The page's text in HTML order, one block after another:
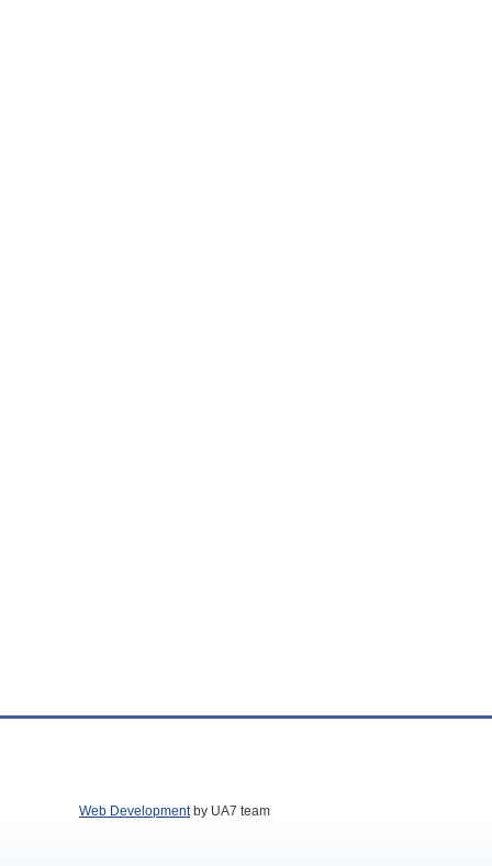
Web Developmentby UA7 team